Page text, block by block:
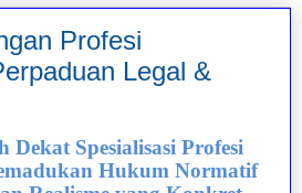
Profesi
Legal &
Dekat Spesialisasi Profesi
Hukum Normatif